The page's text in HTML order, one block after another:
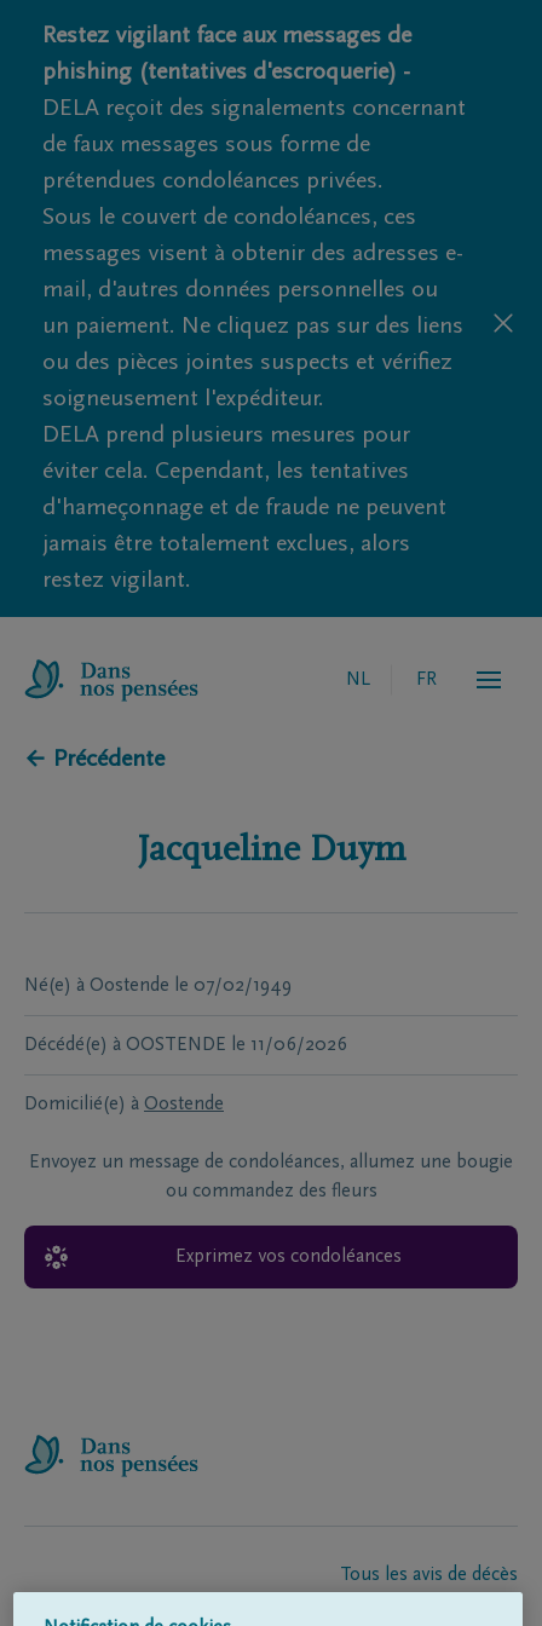
Restez vigilant face aux messages de
phishing (tentatives d'escroquerie) -
DELA reçoit des signalements concernant
de faux messages sous forme de
prétendues condoléances privées.
Sous le couvert de condoléances, ces
messages visent à obtenir des adresses e-
mail, d'autres données personnelles ou
un paiement. Ne cliquez pas sur des liens
ou des pièces jointes suspects et vérifiez
soigneusement l'expéditeur.
DELA prend plusieurs mesures pour
éviter cela. Cependant, les tentatives
d'hameçonnage et de fraude ne peuvent
jamais être totalement exclues, alors
restez vigilant.
NL FR
← Précédente
Jacqueline Duym
Né(e) à Oostende le 07/02/1949
Décédé(e) à OOSTENDE le 11/06/2026
Domicilié(e) à Oostende
Envoyez un message de condoléances, allumez une bougie
ou commandez des fleurs
Exprimez vos condoléances
Tous les avis de décès